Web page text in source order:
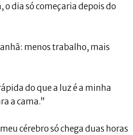
o dia só começaria depois do
menos trabalho, mais
do que a luz é a minha
a cama.”
cérebro só chega duas horas